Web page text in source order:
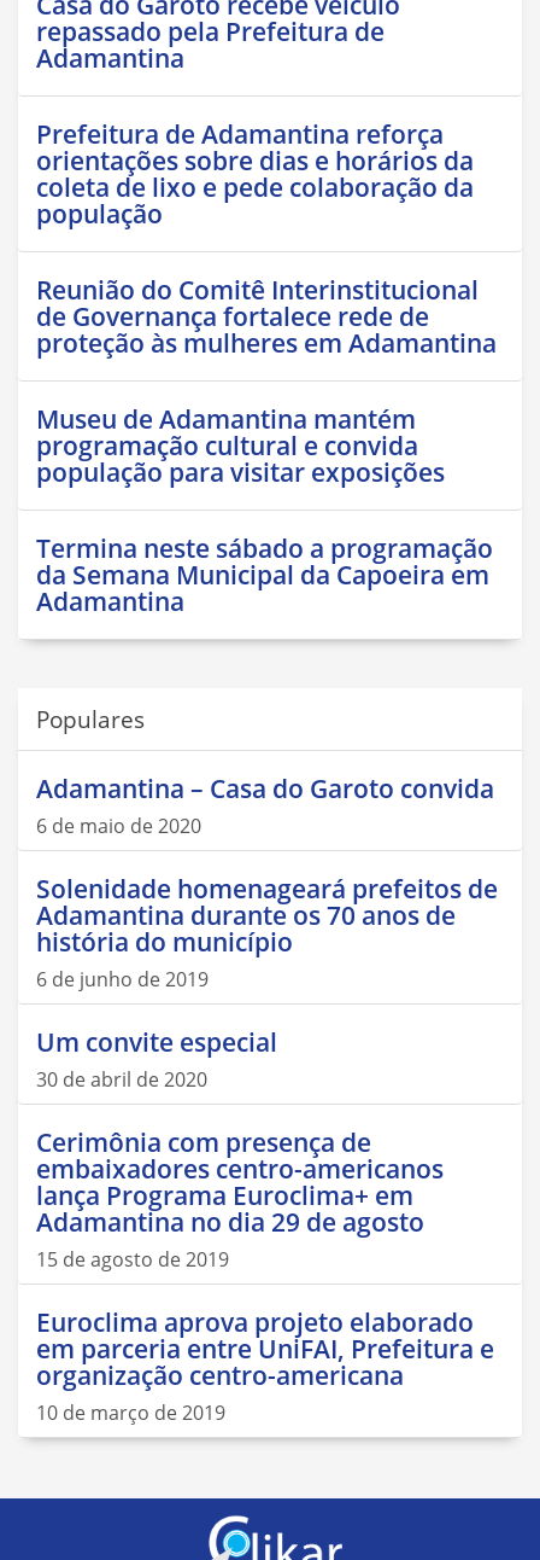
repassado pela Prefeitura de
Adamantina
Prefeitura de Adamantina reforça
orientações sobre dias e horários da
coleta de lixo e pede colaboração da
população
Reunião do Comitê Interinstitucional
de Governança fortalece rede de
proteção às mulheres em Adamantina
Museu de Adamantina mantém
programação cultural e convida
população para visitar exposições
Termina neste sábado a programação
da Semana Municipal da Capoeira em
Adamantina
Populares
Adamantina – Casa do Garoto convida
6 de maio de 2020
Solenidade homenageará prefeitos de
Adamantina durante os 70 anos de
história do município
6 de junho de 2019
Um convite especial
30 de abril de 2020
Cerimônia com presença de
embaixadores centro-americanos
lança Programa Euroclima+ em
Adamantina no dia 29 de agosto
15 de agosto de 2019
Euroclima aprova projeto elaborado
em parceria entre UniFAI, Prefeitura e
organização centro-americana
10 de março de 2019